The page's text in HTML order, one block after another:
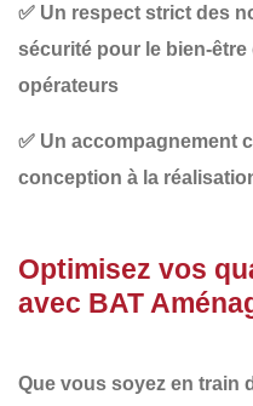
✅ Un respect strict des
sécurité pour le bien-
opérateurs
✅ Un accompagnement
conception à la
Optimisez vos
avec BAT
Que vous soyez en train